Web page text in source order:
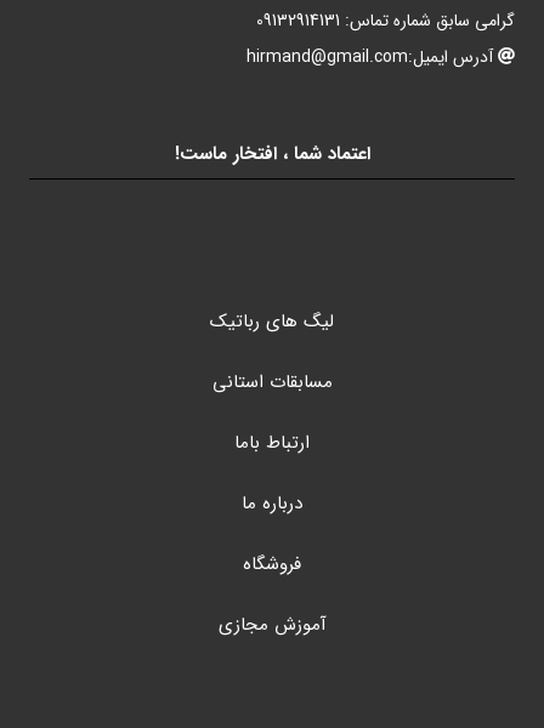
گرامی سابق شماره تماس: 09132914131
آدرس ایمیل:hirmand@gmail.com
اعتماد شما ، افتخار ماست!
لیگ های رباتیک
مسابقات استانی
ارتباط باما
درباره ما
فروشگاه
آموزش مجازی